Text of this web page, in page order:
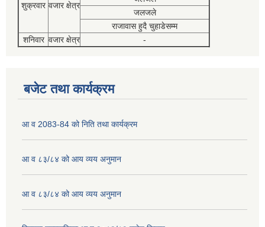
शुक्रवार वजार क्षेत्र
जलजले
राजावास हुदै चुहाडेसम्म
शनिवार वजार क्षेत्र -
बजेट तथा कार्यक्रम
आ व 2083-84 को निति तथा कार्यक्रम
आ व ८३/८४ को आय व्यय अनुमान
आ व ८३/८४ को आय व्यय अनुमान